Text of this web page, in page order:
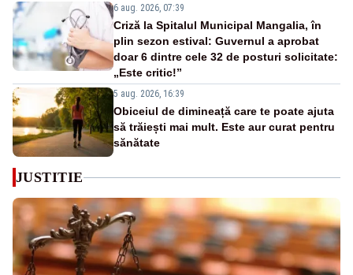
6 aug. 2026, 07:39
Criză la Spitalul Municipal Mangalia, în
plin sezon estival: Guvernul a aprobat
doar 6 dintre cele 32 de posturi solicitate:
„Este critic!”
5 aug. 2026, 16:39
Obiceiul de dimineață care te poate ajuta
să trăiești mai mult. Este aur curat pentru
sănătate
JUSTITIE